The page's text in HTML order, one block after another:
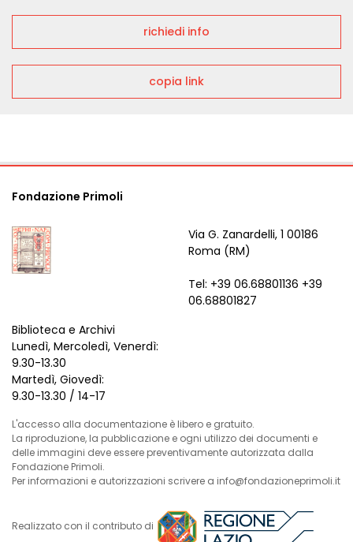
richiedi info
copia link
Fondazione Primoli
Via G. Zanardelli, 1 00186
Roma (RM)
Tel: +39 06.68801136 +39
06.68801827
Biblioteca e Archivi
Lunedì, Mercoledì, Venerdì:
9.30-13.30
Martedì, Giovedì:
9.30-13.30 / 14-17
L'accesso alla documentazione è libero e gratuito.
La riproduzione, la pubblicazione e ogni utilizzo dei documenti e
delle immagini deve essere preventivamente autorizzata dalla
Fondazione Primoli.
Per informazioni e autorizzazioni scrivere a info@fondazioneprimoli.it
Realizzato con il contributo di